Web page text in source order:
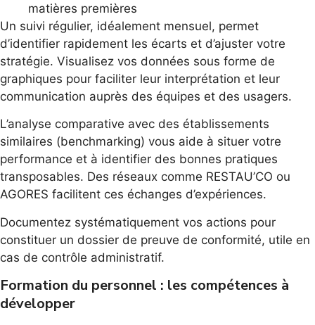
matières premières
Un suivi régulier, idéalement mensuel, permet
d’identifier rapidement les écarts et d’ajuster votre
stratégie. Visualisez vos données sous forme de
graphiques pour faciliter leur interprétation et leur
communication auprès des équipes et des usagers.
L’analyse comparative avec des établissements
similaires (benchmarking) vous aide à situer votre
performance et à identifier des bonnes pratiques
transposables. Des réseaux comme RESTAU’CO ou
AGORES facilitent ces échanges d’expériences.
Documentez systématiquement vos actions pour
constituer un dossier de preuve de conformité, utile en
cas de contrôle administratif.
Formation du personnel : les compétences à
développer